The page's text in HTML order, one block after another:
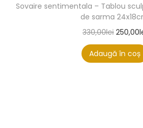
Sovaire sentimentala – Tablou
de sarma
330,00lei 250,00
Adaugă în coș